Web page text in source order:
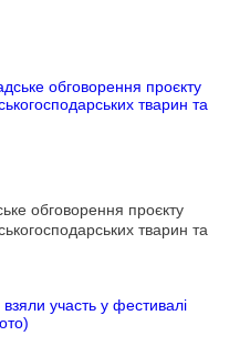
обговорення проєкту
тварин та